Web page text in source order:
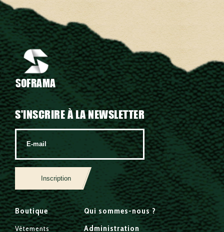
SOFRAMA
S'INSCRIRE À LA NEWSLETTER
Inscription
Boutique
Vêtements
Qui sommes-nous ?
Administration